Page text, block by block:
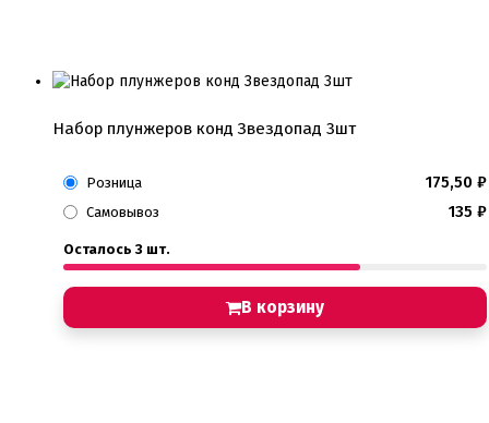
Набор плунжеров конд Звездопад 3шт
Розница 175,50 ₽
Самовывоз 135 ₽
Осталось 3 шт.
В корзину